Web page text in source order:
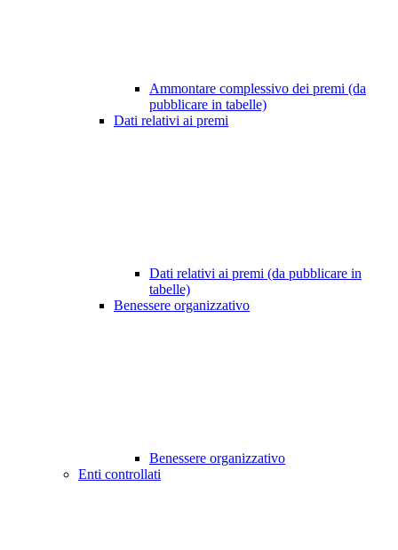
Ammontare complessivo dei premi (da
pubblicare in tabelle)
Dati relativi ai premi
Dati relativi ai premi (da pubblicare in
tabelle)
Benessere organizzativo
Benessere organizzativo
Enti controllati